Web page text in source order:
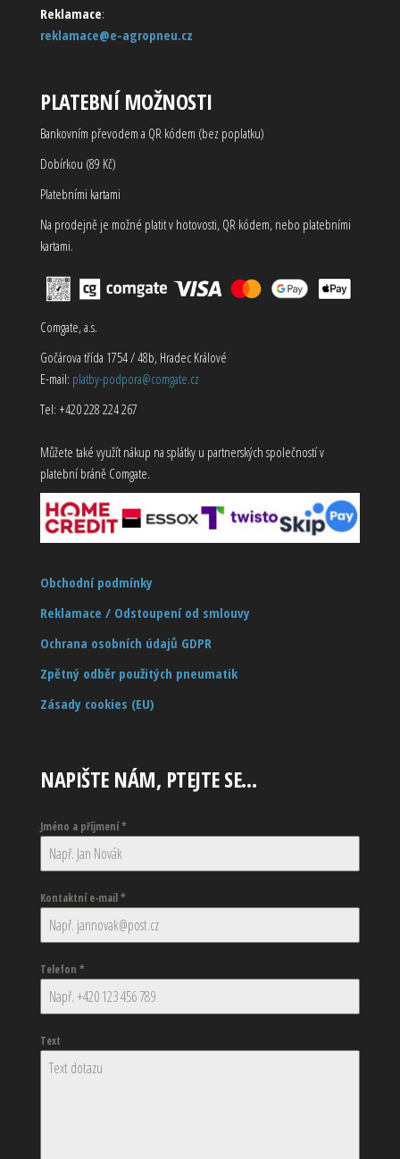
Reklamace:
reklamace@e-agropneu.cz
PLATEBNÍ MOŽNOSTI
Bankovním převodem a QR kódem (bez poplatku)
Dobírkou (89 Kč)
Platebními kartami
Na prodejně je možné platit v hotovosti, QR kódem, nebo platebními
kartami.
Comgate, a.s.
Gočárova třída 1754 / 48b, Hradec Králové
E-mail: platby-podpora@comgate.cz
Tel: +420 228 224 267
Můžete také využít nákup na splátky u partnerských společností v
platební bráně Comgate.
Obchodní podmínky
Reklamace / Odstoupení od smlouvy
Ochrana osobních údajů GDPR
Zpětný odběr použitých pneumatik
Zásady cookies (EU)
NAPIŠTE NÁM, PTEJTE SE…
Jméno a příjmení*
Kontaktní e-mail*
Telefon *
Text